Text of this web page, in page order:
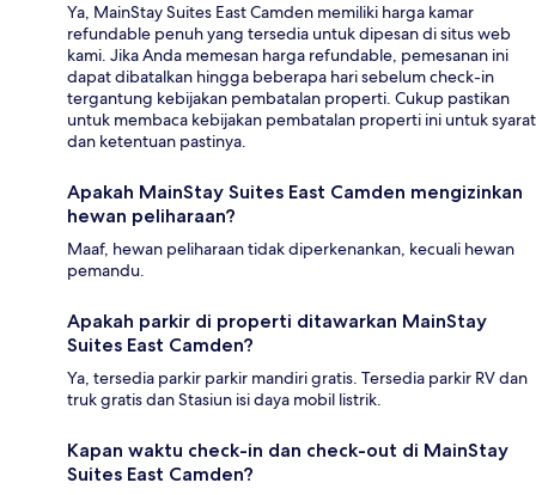
Ya, MainStay Suites East Camden memiliki harga kamar
refundable penuh yang tersedia untuk dipesan di situs web
kami. Jika Anda memesan harga refundable, pemesanan ini
dapat dibatalkan hingga beberapa hari sebelum check-in
tergantung kebijakan pembatalan properti. Cukup pastikan
untuk membaca kebijakan pembatalan properti ini untuk syarat
dan ketentuan pastinya.
Apakah MainStay Suites East Camden mengizinkan
hewan peliharaan?
Maaf, hewan peliharaan tidak diperkenankan, kecuali hewan
pemandu.
Apakah parkir di properti ditawarkan MainStay
Suites East Camden?
Ya, tersedia parkir parkir mandiri gratis. Tersedia parkir RV dan
truk gratis dan Stasiun isi daya mobil listrik.
Kapan waktu check-in dan check-out di MainStay
Suites East Camden?